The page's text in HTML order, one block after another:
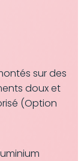
sur des
doux et
(Option